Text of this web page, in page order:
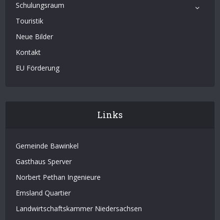
Schulungsraum
Touristik
Neue Bilder
Kontakt
EU Förderung
Links
Gemeinde Bawinkel
Gasthaus Sperver
Norbert Pethan Ingenieure
Emsland Quartier
Landwirtschaftskammer Niedersachsen